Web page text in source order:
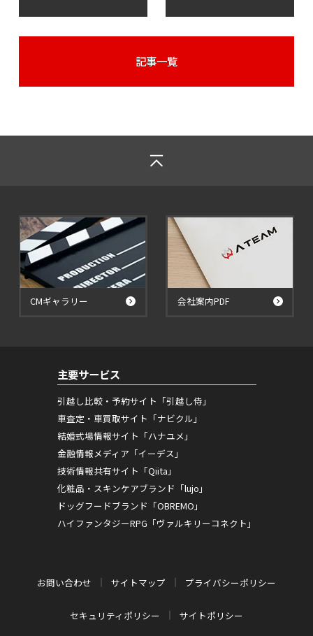
記事一覧
CMギャラリー 会社案内PDF
主要サービス
引越し比較・予約サイト「引越し侍」
車査定・車買取サイト「ナビクル」
結婚式場情報サイト「ハナユメ」
金融情報メディア「イーデス」
技術情報共有サイト「Qiita」
化粧品・スキンケアブランド「lujo」
ドッグフードブランド「OBREMO」
ハイファンタジーRPG「ヴァルキリーコネクト」
お問い合わせ サイトマップ プライバシーポリシー
セキュリティポリシー サイトポリシー